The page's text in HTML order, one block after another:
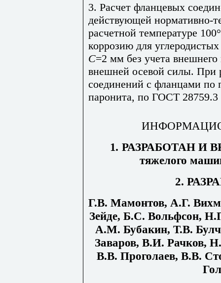
3. Расчет фланцевых
действующей нормативно-
расчетной температуре 100°
коррозию для
С=2 мм без учета
внешней осевой силы. При
соединений с фланцами по
паронита, по ГОСТ 28759.3
1. РАЗРАБОТАН И
тяжелого
2.
Г.В. Мамонтов, А.Г.
Зейде, Б.С. Вольфсон,
А.М. Бубакин, Т.В.
Заваров, В.И. Рачков,
В.В. Проголаев, В.В.